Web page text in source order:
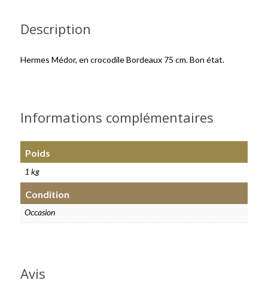
Description
Hermes Médor, en crocodile Bordeaux 75 cm. Bon état.
Informations complémentaires
Poids
1 kg
Condition
Occasion
Avis